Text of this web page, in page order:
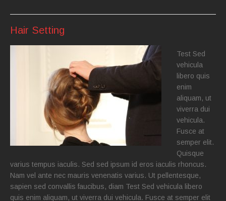
Hair Setting
Test Sed
vehicula
libero quis
enim
aliquam, ut
viverra dui
vehicula.
Fusce at
semper elit.
Quisque
varius tempus iaculis. Sed sed ipsum id eros iaculis rhoncus.
Nam vel ante nec mauris venenatis varius. Ut pellentesque,
sapien sed convallis faucibus, diam Test Sed vehicula libero
quis enim aliquam, ut viverra dui vehicula. Fusce at semper elit